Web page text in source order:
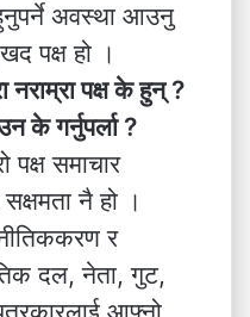
हुनुपर्ने अवस्था आउनु
पक्ष हो ।
नराम्रा पक्ष के हुन् ?
के गर्नुपर्ला ?
पक्ष समाचार
नै हो ।
र
दल, नेता, गुट,